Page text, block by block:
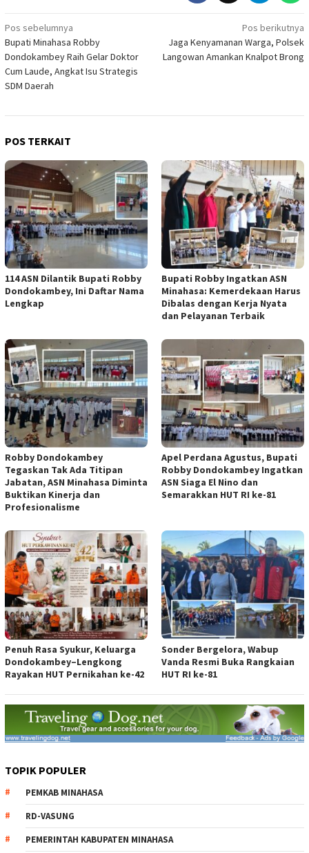
Navigasi
pos
Pos sebelumnya
Bupati Minahasa Robby
Dondokambey Raih Gelar Doktor
Cum Laude, Angkat Isu Strategis
SDM Daerah
Pos berikutnya
Jaga Kenyamanan Warga, Polsek
Langowan Amankan Knalpot Brong
POS TERKAIT
114 ASN Dilantik Bupati Robby
Dondokambey, Ini Daftar Nama
Lengkap
Bupati Robby Ingatkan ASN
Minahasa: Kemerdekaan Harus
Dibalas dengan Kerja Nyata
dan Pelayanan Terbaik
Robby Dondokambey
Tegaskan Tak Ada Titipan
Jabatan, ASN Minahasa Diminta
Buktikan Kinerja dan
Profesionalisme
Apel Perdana Agustus, Bupati
Robby Dondokambey Ingatkan
ASN Siaga El Nino dan
Semarakkan HUT RI ke-81
Penuh Rasa Syukur, Keluarga
Dondokambey–Lengkong
Rayakan HUT Pernikahan ke-42
Sonder Bergelora, Wabup
Vanda Resmi Buka Rangkaian
HUT RI ke-81
TOPIK POPULER
PEMKAB MINAHASA
RD-VASUNG
PEMERINTAH KABUPATEN MINAHASA